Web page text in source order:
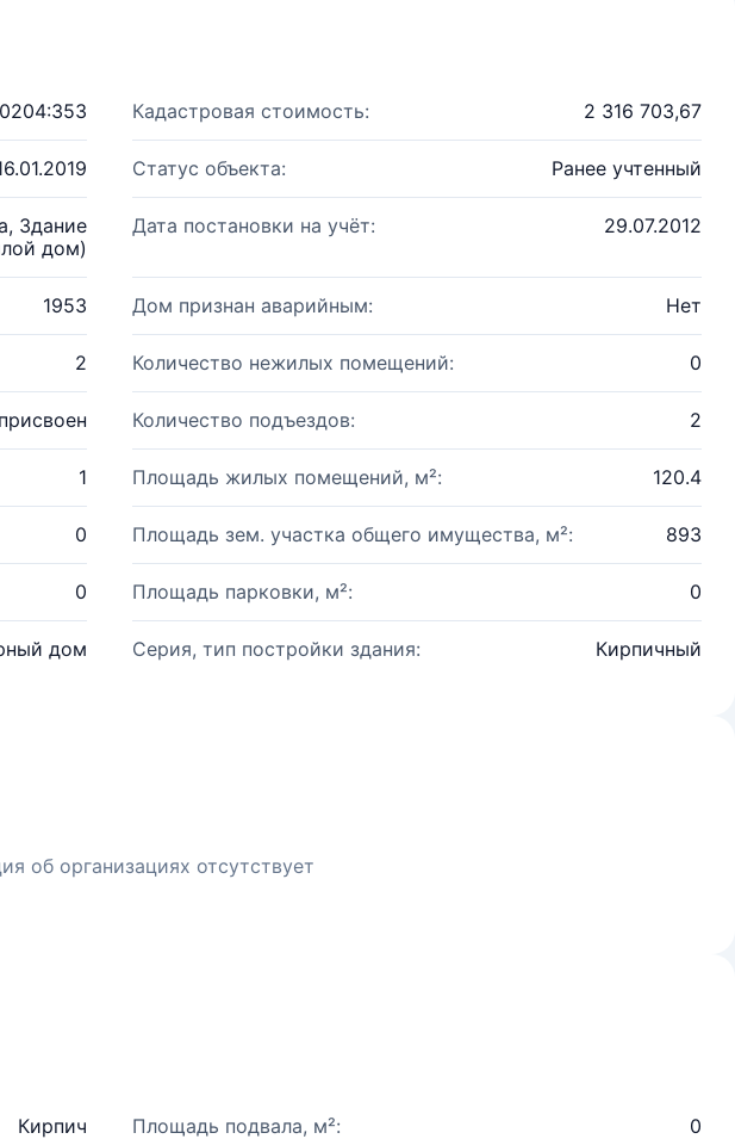
Кадастровая стоимость: 2 316 703,67
Статус объекта: Ранее учтенный
Здание
дом)
Дата постановки на учёт: 29.07.2012
1953 Дом признан аварийным: Нет
2 Количество нежилых помещений: 0
Количество подъездов: 2
1 Площадь жилых помещений, м²: 120.4
0 Площадь зем. участка общего имущества, м²: 893
0 Площадь парковки, м²: 0
дом Серия, тип постройки здания: Кирпичный
об организациях отсутствует
Кирпич Площадь подвала, м²: 0